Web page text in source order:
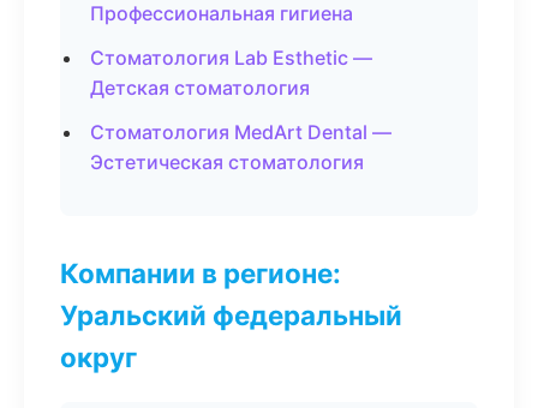
Профессиональная гигиена
Стоматология Lab Esthetic —
Детская стоматология
Стоматология MedArt Dental —
Эстетическая стоматология
Компании в регионе:
Уральский федеральный
округ